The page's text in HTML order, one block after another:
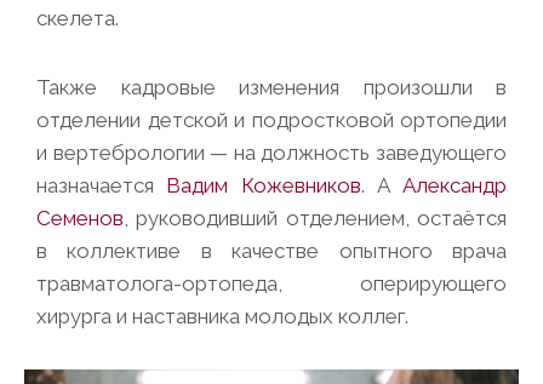
скелета.
Также кадровые изменения произошли в
отделении детской и подростковой ортопедии
и вертебрологии — на должность заведующего
назначается Вадим Кожевников. А Александр
Семенов, руководивший отделением, остаётся
в коллективе в качестве опытного врача
травматолога-ортопеда, оперирующего
хирурга и наставника молодых коллег.